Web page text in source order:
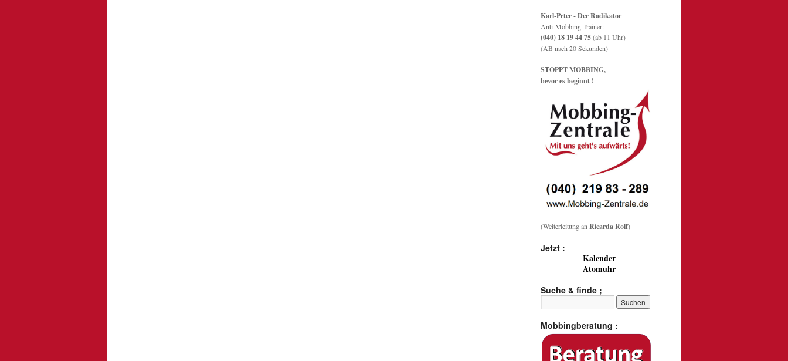
Karl-Peter - Der Radikator
Anti-Mobbing-Trainer:
(040) 18 19 44 75(ab 11 Uhr)
(AB nach 20 Sekunden)
STOPPT MOBBING,
bevor es beginnt !
(Weiterleitung an Ricarda Rolf)
Jetzt :
Kalender
Atomuhr
Suche & finde ;
Mobbingberatung :